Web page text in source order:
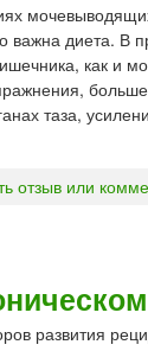
важна диета. В
как и
больше
таза,
отзыв или
развития